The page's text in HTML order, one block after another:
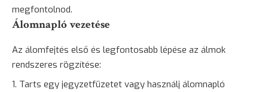
megfontolnod.
Álomnapló vezetése
Az álomfejtés első és legfontosabb lépése az álmok
rendszeres rögzítése:
Tarts egy jegyzetfüzetet vagy használj álomnapló